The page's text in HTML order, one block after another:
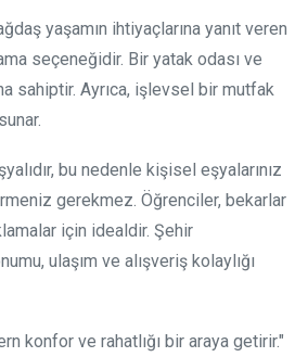
yaşamın ihtiyaçlarına yanıt veren
seçeneğidir. Bir yatak odası ve
sahiptir. Ayrıca, işlevsel bir mutfak
bu nedenle kişisel eşyalarınız
gerekmez. Öğrenciler, bekarlar
için idealdir. Şehir
ulaşım ve alışveriş kolaylığı
konfor ve rahatlığı bir araya getirir."